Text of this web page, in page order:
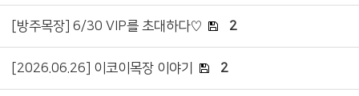
[방주목장] 6/30 VIP를 초대하다♡ 2
[2026.06.26] 이코이목장 이야기 2